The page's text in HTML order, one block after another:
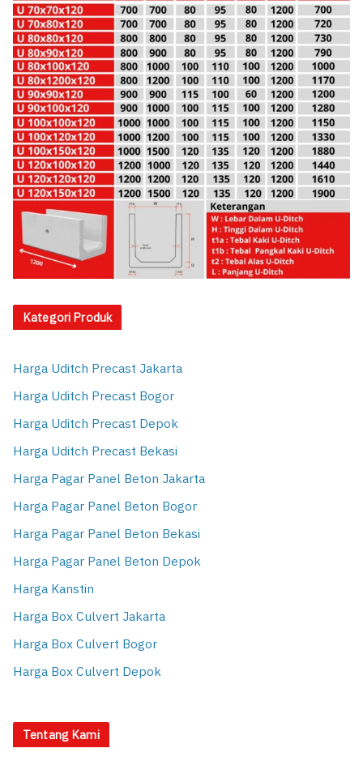
Kategori Produk
Harga Uditch Precast Jakarta
Harga Uditch Precast Bogor
Harga Uditch Precast Depok
Harga Uditch Precast Bekasi
Harga Pagar Panel Beton Jakarta
Harga Pagar Panel Beton Bogor
Harga Pagar Panel Beton Bekasi
Harga Pagar Panel Beton Depok
Harga Kanstin
Harga Box Culvert Jakarta
Harga Box Culvert Bogor
Harga Box Culvert Depok
Tentang Kami